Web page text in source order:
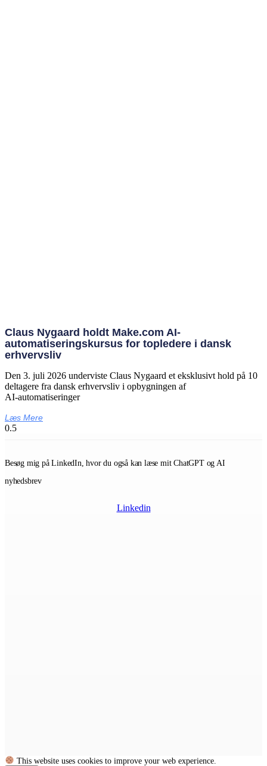
Claus Nygaard holdt Make.com AI-
automatiseringskursus for topledere i dansk
erhvervsliv
Den 3. juli 2026 underviste Claus Nygaard et eksklusivt hold på 10
deltagere fra dansk erhvervsliv i opbygningen af
AI‑automatiseringer
Læs Mere
Besøg mig på LinkedIn, hvor du også kan læse mit ChatGPT og AI
nyhedsbrev
Linkedin
This website uses cookies to improve your web experience.